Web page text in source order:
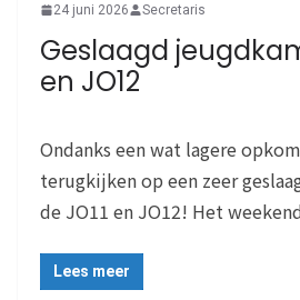
24 juni 2026 Secretaris
Geslaagd
en JO12
Ondanks een wat lagere
terugkijken op een zeer
de JO11 en JO12! Het
Lees meer